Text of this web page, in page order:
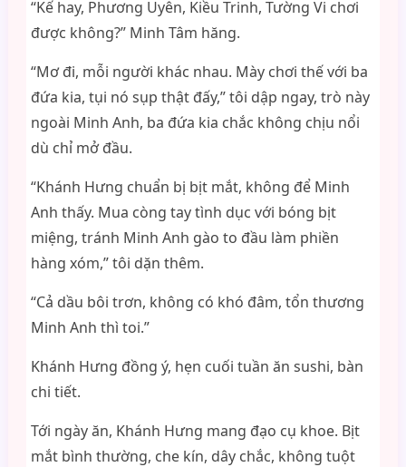
“Kế hay, Phương Uyên, Kiều Trinh, Tường Vi chơi
được không?” Minh Tâm hăng.
“Mơ đi, mỗi người khác nhau. Mày chơi thế với ba
đứa kia, tụi nó sụp thật đấy,” tôi dập ngay, trò này
ngoài Minh Anh, ba đứa kia chắc không chịu nổi
dù chỉ mở đầu.
“Khánh Hưng chuẩn bị bịt mắt, không để Minh
Anh thấy. Mua còng tay tình dục với bóng bịt
miệng, tránh Minh Anh gào to đầu làm phiền
hàng xóm,” tôi dặn thêm.
“Cả dầu bôi trơn, không có khó đâm, tổn thương
Minh Anh thì toi.”
Khánh Hưng đồng ý, hẹn cuối tuần ăn sushi, bàn
chi tiết.
Tới ngày ăn, Khánh Hưng mang đạo cụ khoe. Bịt
mắt bình thường, che kín, dây chắc, không tuột